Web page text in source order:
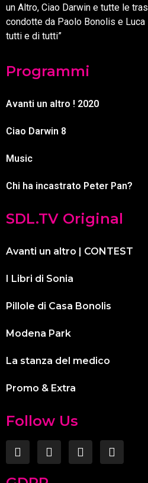
un Altro, Ciao Darwin e tutte le
condotte da Paolo Bonolis e Luca
tutti e di tutti”
Programmi
Avanti un altro ! 2020
Ciao Darwin 8
Music
Chi ha incastrato Peter Pan?
SDL.TV Original
Avanti un altro | CONTEST
I Libri di Sonia
Pillole di Casa Bonolis
Modena Park
La stanza del medico
Promo & Extra
Follow Us